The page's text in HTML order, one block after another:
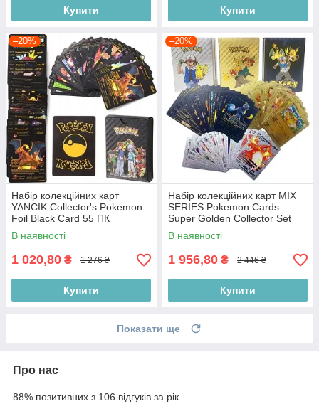
Купити Купити
–20%
Набір колекційних карт
YANCIK Collector's Pokemon
Foil Black Card 55 ПК
В наявності
1 020,80 ₴ 1 276 ₴
Купити
–20%
Набір колекційних карт MIX
SERIES Pokemon Cards
Super Golden Collector Set
В наявності
1 956,80 ₴ 2 446 ₴
Купити
Показати ще
Про нас
88% позитивних з 106 відгуків за рік